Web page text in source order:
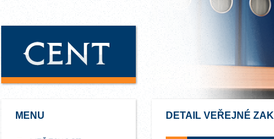
MENU DETAIL VEŘEJNÉ